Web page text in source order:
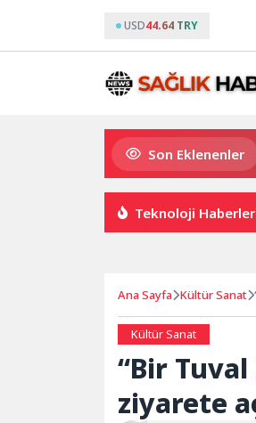
USD44.64 TRY
Son Eklenenler
Süper Enduro’da kupalar
Teknoloji
Ana Sayfa Kültür Sanat
Kültür Sanat
“Bir
ziyarete